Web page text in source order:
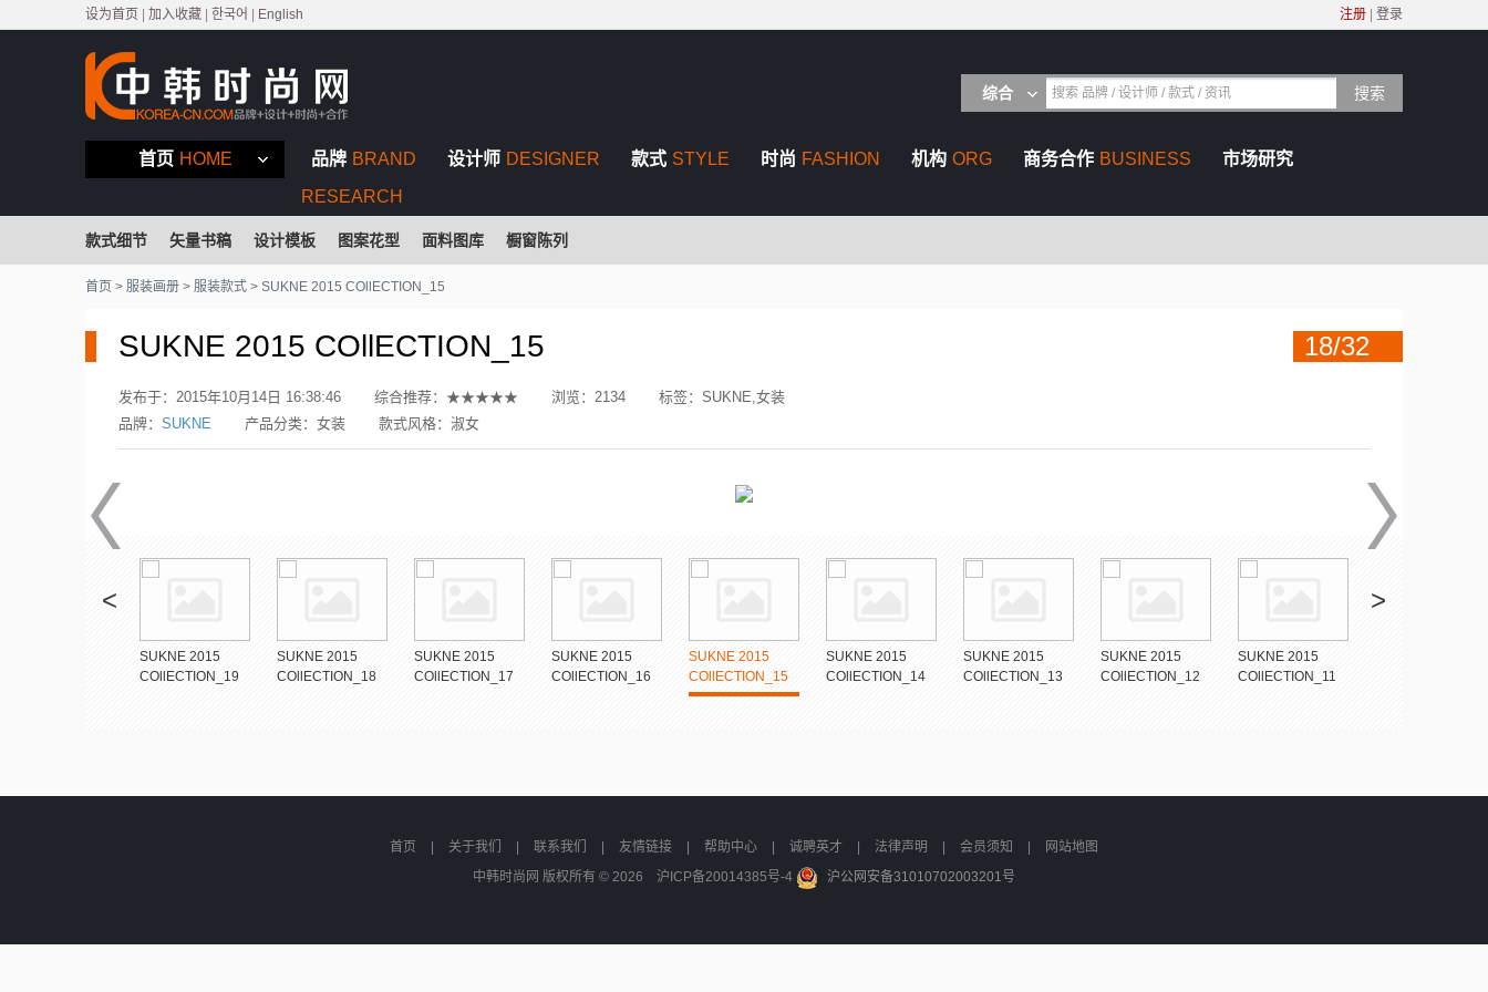
设为首页 加入收藏 한국어 English 注册 登录
综合 搜索 品牌 / 设计师 / 款式 / 资讯 搜索
首页 HOME 品牌 BRAND 设计师 DESIGNER 款式 STYLE 时尚 FASHION 机构 ORG 商务合作 BUSINESS
市场研究
RESEARCH
款式细节 矢量书稿 设计模板 图案花型 面料图库 橱窗陈列
首页 > 服装画册 > 服装款式 > SUKNE 2015 COllECTION_15
SUKNE 2015 COllECTION_15 18/32
发布于： 2015年10月14日 16:38:46 综合推荐： ★★★★★ 浏览： 2134 标签： SUKNE,女装
品牌： SUKNE 产品分类： 女装 款式风格： 淑女
SUKNE 2015
COllECTION_19
SUKNE 2015
COllECTION_18
SUKNE 2015
COllECTION_17
SUKNE 2015
COllECTION_16
SUKNE 2015
COllECTION_15
SUKNE 2015
COllECTION_14
SUKNE 2015
COllECTION_13
SUKNE 2015
COllECTION_12
SUKNE 2015
COllECTION_11
< >
首页 关于我们 联系我们 友情链接 帮助中心 诚聘英才 法律声明 会员须知
网站地图
中韩时尚网 版权所有 © 2026 沪ICP备20014385号-4 沪公网安备31010702003201号